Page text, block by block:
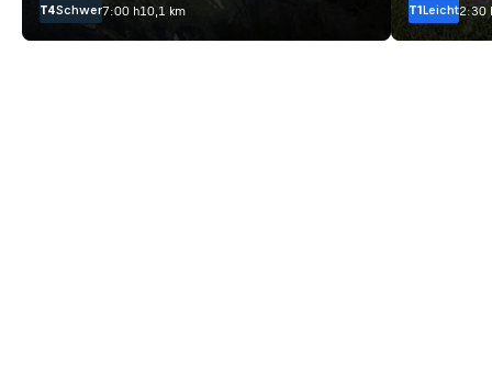
T4Schwer7:00 h10,1 km T1Leicht2:30